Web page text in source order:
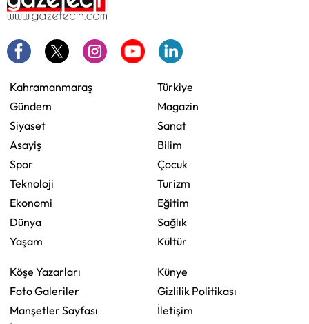
Kahramanmaraş
Gündem
Siyaset
Asayiş
Spor
Teknoloji
Ekonomi
Dünya
Yaşam
Türkiye
Magazin
Sanat
Bilim
Çocuk
Turizm
Eğitim
Sağlık
Kültür
Köşe Yazarları
Foto Galeriler
Manşetler Sayfası
Künye
Gizlilik Politikası
İletişim